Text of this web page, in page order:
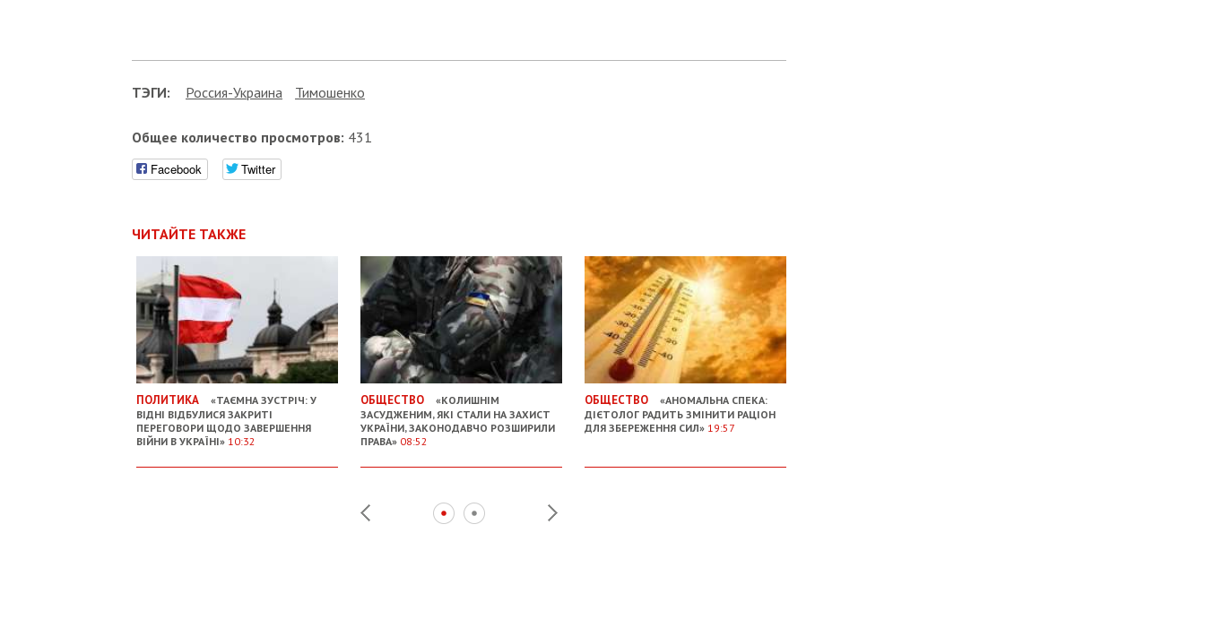
ТЭГИ: Россия-Украина Тимошенко
Общее количество просмотров: 431
Facebook Twitter
ЧИТАЙТЕ ТАКЖЕ
ПОЛИТИКА
«ТАЄМНА ЗУСТРІЧ: У
ВІДНІ ВІДБУЛИСЯ ЗАКРИТІ
ПЕРЕГОВОРИ ЩОДО ЗАВЕРШЕННЯ
ВІЙНИ В УКРАЇНІ» 10:32
ОБЩЕСТВО
«КОЛИШНІМ
ЗАСУДЖЕНИМ, ЯКІ СТАЛИ НА ЗАХИСТ
УКРАЇНИ, ЗАКОНОДАВЧО РОЗШИРИЛИ
ПРАВА» 08:52
ОБЩЕСТВО
«АНОМАЛЬНА СПЕКА:
ДІЄТОЛОГ РАДИТЬ ЗМІНИТИ РАЦІОН
ДЛЯ ЗБЕРЕЖЕННЯ СИЛ» 19:57